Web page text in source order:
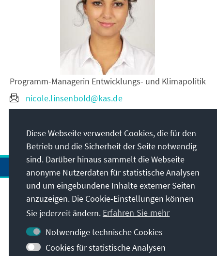
Programm-Managerin Entwicklungs- und Klimapolitik
nicole.linsenbold@kas.de
Anschrift
Kontakt
Diese Webseite verwendet Cookies, die für den
Betrieb und die Sicherheit der Seite notwendig
sind. Darüber hinaus sammelt die Webseite
anonyme Nutzerdaten für statistische Analysen
und um eingebundene Inhalte externer Seiten
anzuzeigen. Die Cookie-Einstellungen können
Sie jederzeit ändern. Erfahren Sie mehr
Notwendige technische Cookies
Cookies für statistische Analysen